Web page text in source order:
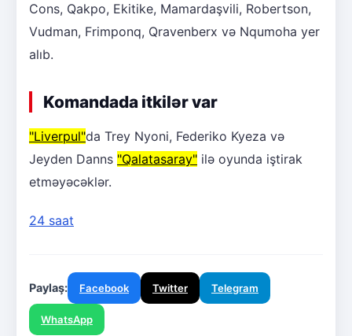
Cons, Qakpo, Ekitike, Mamardaşvili, Robertson,
Vudman, Frimponq, Qravenberx və Nqumoha yer
alıb.
Komandada itkilər var
"Liverpul"da Trey Nyoni, Federiko Kyeza və
Jeyden Danns "Qalatasaray" ilə oyunda iştirak
etməyəcəklər.
24 saat
Paylaş: Facebook Twitter Telegram
WhatsApp